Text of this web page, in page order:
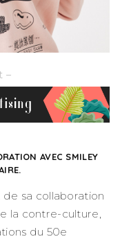
–
AVEC SMILEY
sa collaboration
la contre-culture,
du 50e